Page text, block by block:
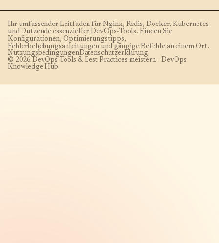
Ihr umfassender Leitfaden für Nginx, Redis, Docker, Kubernetes
und Dutzende essenzieller DevOps-Tools. Finden Sie
Konfigurationen, Optimierungstipps,
Fehlerbehebungsanleitungen und gängige Befehle an einem Ort.
NutzungsbedingungenDatenschutzerklärung
© 2026 DevOps-Tools & Best Practices meistern - DevOps
Knowledge Hub